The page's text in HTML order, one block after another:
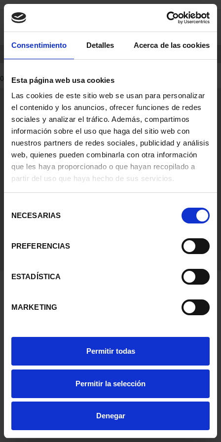
Consentimiento Detalles Acerca de las cookies
Esta página web usa cookies
Las cookies de este sitio web se usan para personalizar
el contenido y los anuncios, ofrecer funciones de redes
sociales y analizar el tráfico. Además, compartimos
información sobre el uso que haga del sitio web con
nuestros partners de redes sociales, publicidad y análisis
web, quienes pueden combinarla con otra información
que les haya proporcionado o que hayan recopilado a
partir del uso que haya hecho de sus servicios.
NECESARIAS
PREFERENCIAS
ESTADÍSTICA
MARKETING
Permitir todas
Permitir la selección
Denegar
Skip
content
Skip
navigation
menu
0
0 Products found
General Information
Contacto
Preguntas Frequentes (FAQs)
Aviso Legal
Condiciones Legales